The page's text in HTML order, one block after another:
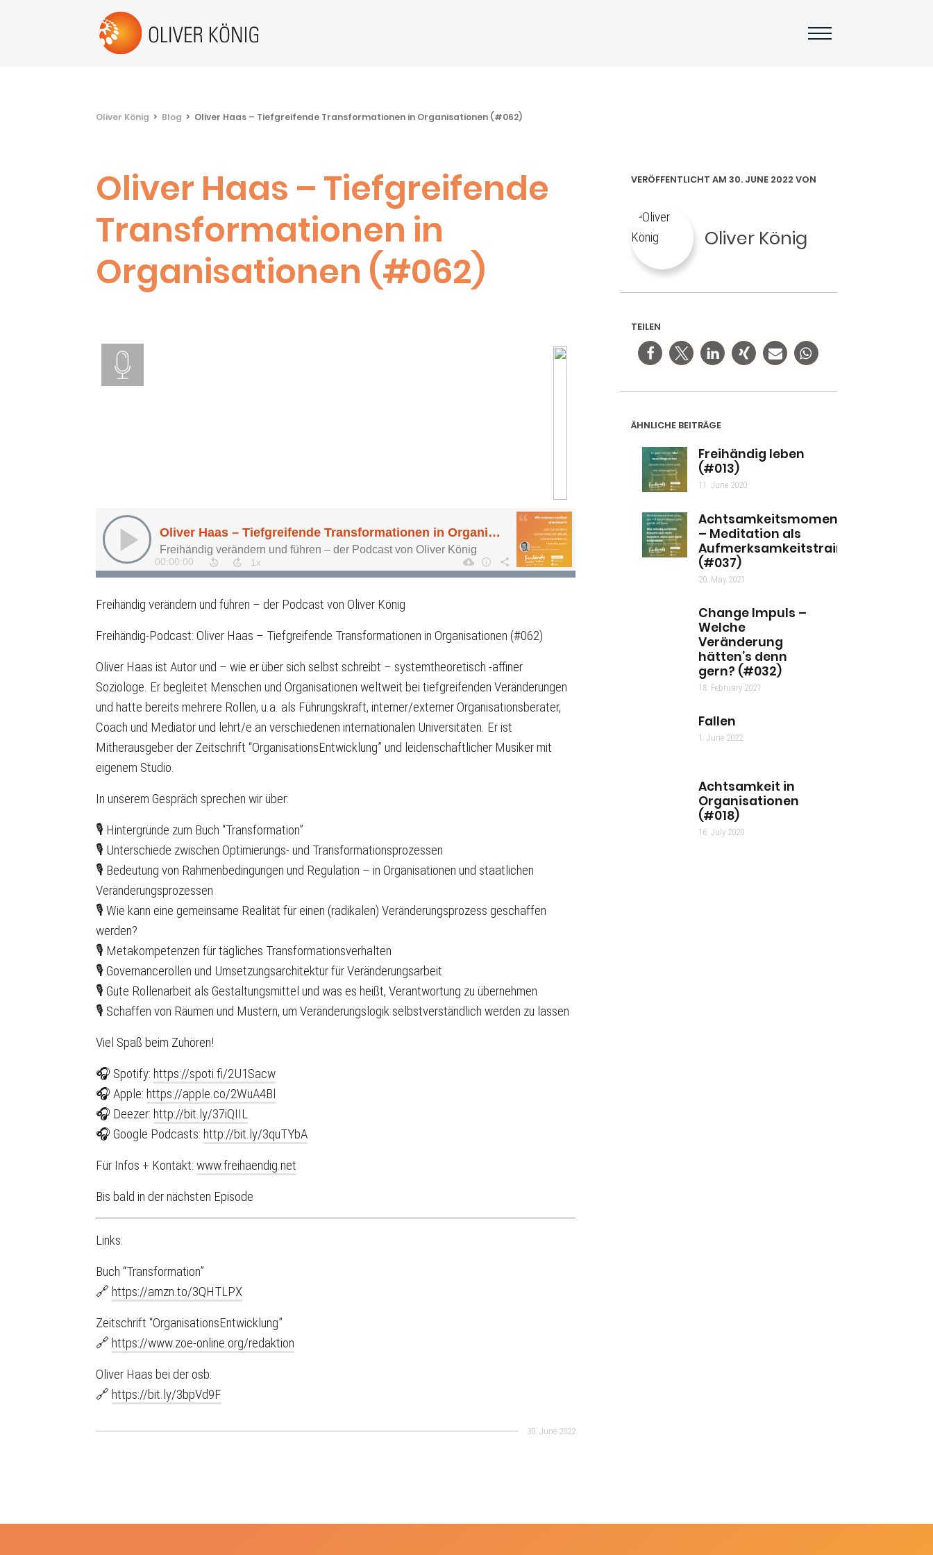
Oliver König Blog Oliver Haas – Tiefgreifende Transformationen in Organisationen (#062)
Oliver Haas – Tiefgreifende
Transformationen in
Organisationen (#062)
Freihändig verändern und führen – der Podcast von Oliver König
Freihändig-Podcast: Oliver Haas – Tiefgreifende Transformationen in Organisationen (#062)
Oliver Haas ist Autor und – wie er über sich selbst schreibt – systemtheoretisch -affiner
Soziologe. Er begleitet Menschen und Organisationen weltweit bei tiefgreifenden Veränderungen
und hatte bereits mehrere Rollen, u.a. als Führungskraft, interner/externer Organisationsberater,
Coach und Mediator und lehrt/e an verschiedenen internationalen Universitäten. Er ist
Mitherausgeber der Zeitschrift “OrganisationsEntwicklung” und leidenschaftlicher Musiker mit
eigenem Studio.
In unserem Gespräch sprechen wir über:
🎙 Hintergründe zum Buch “Transformation”
🎙 Unterschiede zwischen Optimierungs- und Transformationsprozessen
🎙 Bedeutung von Rahmenbedingungen und Regulation – in Organisationen und staatlichen
Veränderungsprozessen
🎙 Wie kann eine gemeinsame Realität für einen (radikalen) Veränderungsprozess geschaffen
werden?
🎙 Metakompetenzen für tägliches Transformationsverhalten
🎙 Governancerollen und Umsetzungsarchitektur für Veränderungsarbeit
🎙 Gute Rollenarbeit als Gestaltungsmittel und was es heißt, Verantwortung zu übernehmen
🎙 Schaffen von Räumen und Mustern, um Veränderungslogik selbstverständlich werden zu lassen
Viel Spaß beim Zuhören!
🎧 Spotify: https://spoti.fi/2U1Sacw
🎧 Apple: https://apple.co/2WuA4Bl
🎧 Deezer: http://bit.ly/37iQIIL
🎧 Google Podcasts: http://bit.ly/3quTYbA
Für Infos + Kontakt: www.freihaendig.net
Bis bald in der nächsten Episode
Links:
Buch “Transformation”
🔗 https://amzn.to/3QHTLPX
Zeitschrift “OrganisationsEntwicklung”
🔗 https://www.zoe-online.org/redaktion
Oliver Haas bei der osb:
🔗 https://bit.ly/3bpVd9F
30. June 2022
VERÖFFENTLICHT AM 30. JUNE 2022 VON
Oliver König
TEILEN
ÄHNLICHE BEITRÄGE
Freihändig leben
(#013)
11. June 2020
Achtsamkeitsmoment
– Meditation als
Aufmerksamkeitstraining
(#037)
20. May 2021
Change Impuls –
Welche
Veränderung
hätten’s denn
gern? (#032)
18. February 2021
Fallen
1. June 2022
Achtsamkeit in
Organisationen
(#018)
16. July 2020